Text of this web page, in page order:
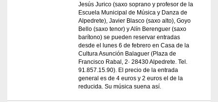
Jesús Jurico (saxo soprano y profesor de la
Escuela Municipal de Música y Danza de
Alpedrete), Javier Blasco (saxo alto), Goyo
Bello (saxo tenor) y Alín Berenguer (saxo
barítono) se pueden reservar entradas
desde el lunes 6 de febrero en Casa de la
Cultura Asunción Balaguer (Plaza de
Francisco Rabal, 2· 28430 Alpedrete. Tel.
91.857.15.90). El precio de la entrada
general es de 4 euros y 2 euros el de la
reducida. Su música suena así.